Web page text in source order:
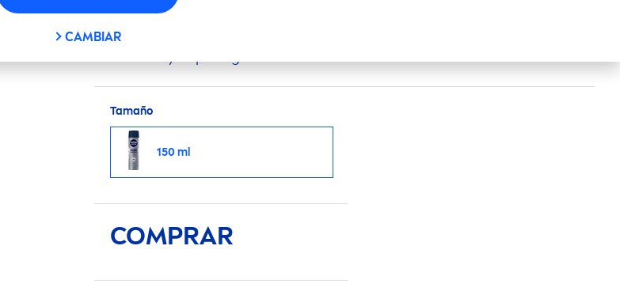
CAMBIARFórmula anti-bacterial que contiene iones de plata que combaten el
Tamaño
150 ml
COMPRAR